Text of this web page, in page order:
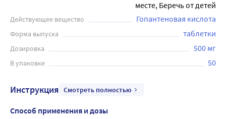
месте, Беречь от детей
Действующее вещество Гопантеновая кислота
Форма выпуска таблетки
Дозировка 500 мг
В упаковке 50
Инструкция Смотреть полностью
Способ применения и дозы